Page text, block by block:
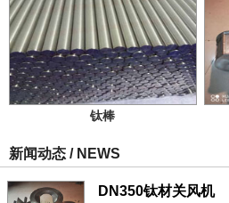
钛棒
新闻动态 / NEWS
DN350钛材关风机